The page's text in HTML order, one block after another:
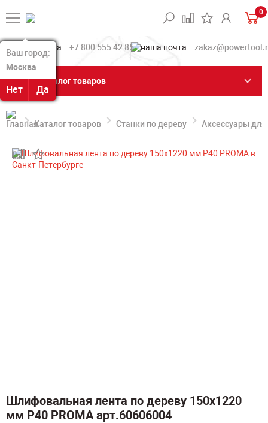
Ваш город:
Москва
Нет Да
Ваш город:
Москва
Нет Да
0
+7 800 555 42 85
Каталог товаров
Каталог товаров Станки по дереву Аксессуары для
Шлифовальная лента по дереву 150х1220
мм Р40 PROMA арт.60606004